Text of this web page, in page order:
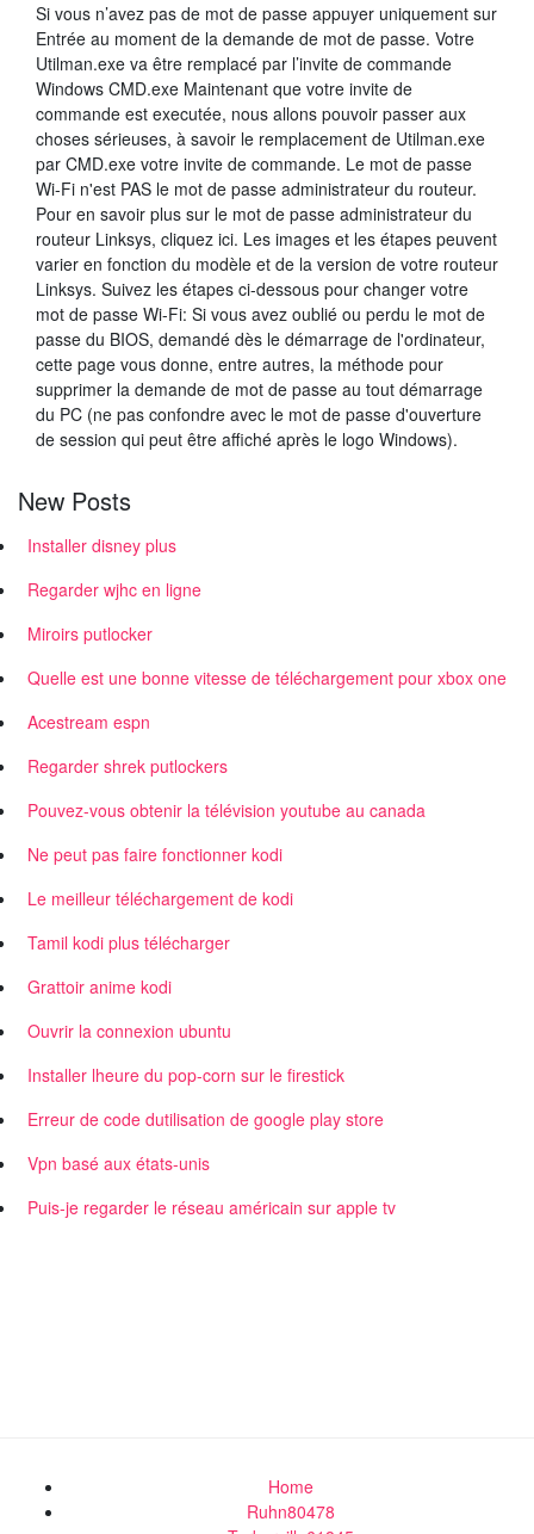
Si vous n’avez pas de mot de passe appuyer uniquement sur
Entrée au moment de la demande de mot de passe. Votre
Utilman.exe va être remplacé par l’invite de commande
Windows CMD.exe Maintenant que votre invite de
commande est executée, nous allons pouvoir passer aux
choses sérieuses, à savoir le remplacement de Utilman.exe
par CMD.exe votre invite de commande. Le mot de passe
Wi-Fi n'est PAS le mot de passe administrateur du routeur.
Pour en savoir plus sur le mot de passe administrateur du
routeur Linksys, cliquez ici. Les images et les étapes peuvent
varier en fonction du modèle et de la version de votre routeur
Linksys. Suivez les étapes ci-dessous pour changer votre
mot de passe Wi-Fi: Si vous avez oublié ou perdu le mot de
passe du BIOS, demandé dès le démarrage de l'ordinateur,
cette page vous donne, entre autres, la méthode pour
supprimer la demande de mot de passe au tout démarrage
du PC (ne pas confondre avec le mot de passe d'ouverture
de session qui peut être affiché après le logo Windows).
New Posts
Installer disney plus
Regarder wjhc en ligne
Miroirs putlocker
Quelle est une bonne vitesse de téléchargement pour xbox one
Acestream espn
Regarder shrek putlockers
Pouvez-vous obtenir la télévision youtube au canada
Ne peut pas faire fonctionner kodi
Le meilleur téléchargement de kodi
Tamil kodi plus télécharger
Grattoir anime kodi
Ouvrir la connexion ubuntu
Installer lheure du pop-corn sur le firestick
Erreur de code dutilisation de google play store
Vpn basé aux états-unis
Puis-je regarder le réseau américain sur apple tv
Home
Ruhn80478